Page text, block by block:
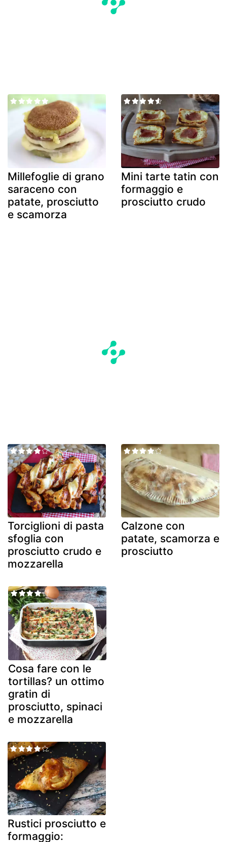
Millefoglie di grano
saraceno con
patate, prosciutto
e scamorza
Mini tarte tatin con
formaggio e
prosciutto crudo
Torciglioni di pasta
sfoglia con
prosciutto crudo e
mozzarella
Calzone con
patate, scamorza e
prosciutto
Cosa fare con le
tortillas? un ottimo
gratin di
prosciutto, spinaci
e mozzarella
Rustici prosciutto e
formaggio: